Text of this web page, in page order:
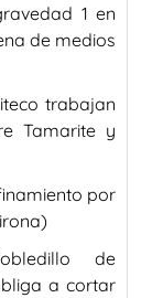
1 en
de medios
trabajan
Tamarite y
por
de
a cortar